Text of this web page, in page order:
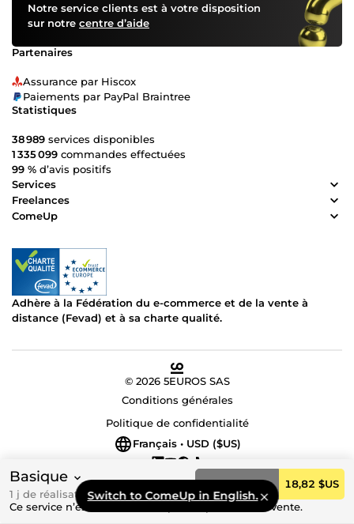
Basique
1 j de réalisation
Commander
18,82 $US
Ce service n’est actuellement pas disponible à la vente.
Switch to ComeUp in English.
Notre service clients est à votre disposition
sur notre centre d’aide
Partenaires
Assurance par Hiscox
Paiements par PayPal Braintree
Statistiques
38 989 services disponibles
1 335 099 commandes effectuées
99 % d’avis positifs
Services
Freelances
ComeUp
Adhère à la Fédération du e-commerce et de la vente à
distance (Fevad) et à sa charte qualité.
© 2026 5EUROS SAS
Conditions générales
Politique de confidentialité
Français • USD ($US)